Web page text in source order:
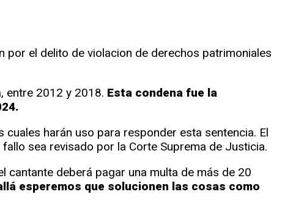
por el delito de violacion de derechos patrimoniales
entre 2012 y 2018. Esta condena fue la
harán uso para responder esta sentencia. El
sea revisado por la Corte Suprema de Justicia.
cantante deberá pagar una multa de más de 20
esperemos que solucionen las cosas como